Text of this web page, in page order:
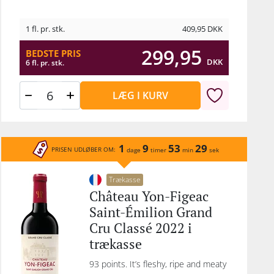
1 fl. pr. stk. 409,95 DKK
BEDSTE PRIS
6 fl. pr. stk. 299,95 DKK
LÆG I KURV
PRISEN UDLØBER OM: 1 dage 9 timer 53 min 29 sek
Trækasse
Château Yon-Figeac
Saint-Émilion Grand
Cru Classé 2022 i
trækasse
93 points. It’s fleshy, ripe and meaty